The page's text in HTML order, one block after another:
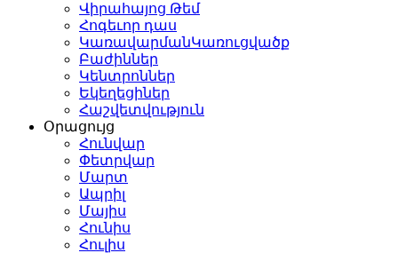
Վիրահայոց Թեմ
Հոգեւոր դաս
ԿառավարմանԿառուցվածք
Բաժիններ
Կենտրոններ
Եկեղեցիներ
Հաշվետվություն
Օրացույց
Հունվար
Փետրվար
Մարտ
Ապրիլ
Մայիս
Հունիս
Հուլիս